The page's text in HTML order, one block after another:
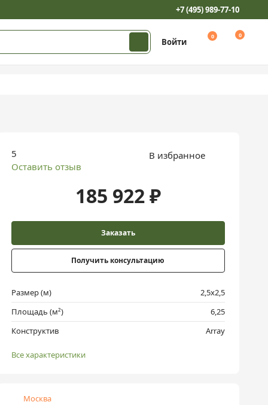
+7 (495) 989-77-10
Войти
0 0
5
Оставить отзыв
В избранное
185 922 ₽
Заказать
Получить консультацию
Размер (м)
2,5х2,5
Площадь (м²)
6,25
Конструктив
Array
Все характеристики
Москва